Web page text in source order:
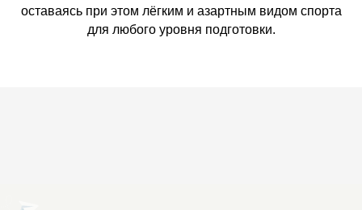
оставаясь при этом лёгким и азартным видом спорта
для любого уровня подготовки.